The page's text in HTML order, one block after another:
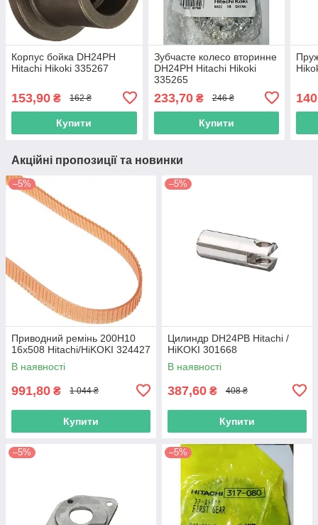
Корпус бойка DH24PH
Hitachi Hikoki 335267
153,90 ₴ 162 ₴
Купити
Зубчасте колесо вторинне
DH24PH Hitachi Hikoki
335265
233,70₴ 246 ₴
Купити
Акційні пропозиції та новинки
–5%
Приводний ремінь 200Н10
16х508 Hitachi/HiKOKI 324427
В наявності
991,80 ₴ 1 044 ₴
Купити
–5%
Цилиндр DH24PB Hitachi /
HiKOKI 301668
В наявності
387,60 ₴ 408 ₴
Купити
–5% –5%